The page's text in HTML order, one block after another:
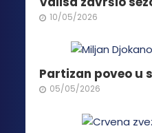
na
proizvoda.
10/05/2026
Partizan poveo u
05/05/2026